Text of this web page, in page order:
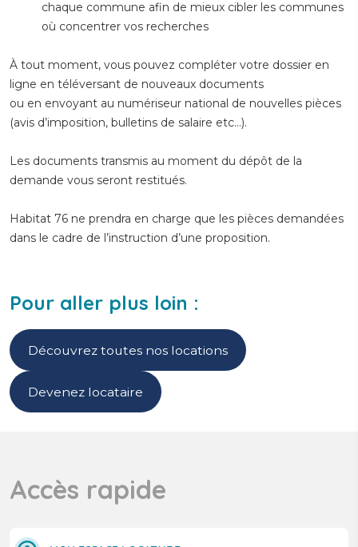
chaque commune afin de mieux cibler les communes
où concentrer vos recherches
À tout moment, vous pouvez compléter votre dossier en
ligne en téléversant de nouveaux documents
ou en envoyant au numériseur national de nouvelles pièces
(avis d’imposition, bulletins de salaire etc…).
Les documents transmis au moment du dépôt de la
demande vous seront restitués.
Habitat 76 ne prendra en charge que les pièces demandées
dans le cadre de l’instruction d’une proposition.
Pour aller plus loin :
Découvrez toutes nos locations
Devenez locataire
Accès rapide